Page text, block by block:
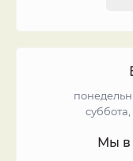
Мы в